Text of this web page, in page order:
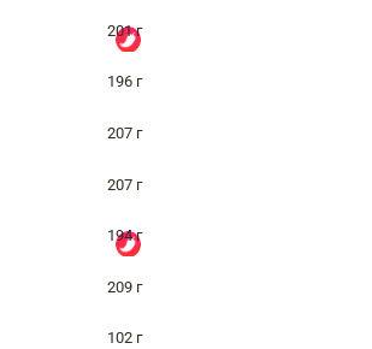
201 г
196 г
207 г
207 г
194 г
209 г
102 г